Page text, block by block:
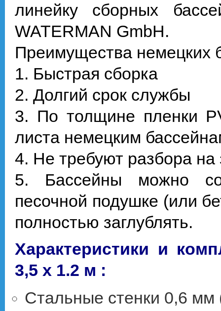
линейку сборных
WATERMAN GmbH.
Преимущества немецких
1. Быстрая сборка
2. Долгий срок службы
3. По толщине пленки
листа немецким
4. Не требуют разбора
5. Бассейны можно
песочной подушке (или
полностью заглублять.
Характеристики и
3,5 х 1.2 м :
Стальные стенки 0,6 мм